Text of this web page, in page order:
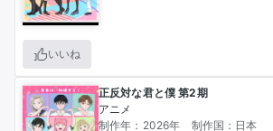
30年ほど映画（近年はGYAO!で頻繁に
イン）を、10年ほどアニメ（毎クール
を観てるニワカ者ですが、お付き合い
自分的にいつか映像化されたら嬉しい
いいね
正反対な君と僕 第2期
アニメ
制作年：2026年
制作国：日本